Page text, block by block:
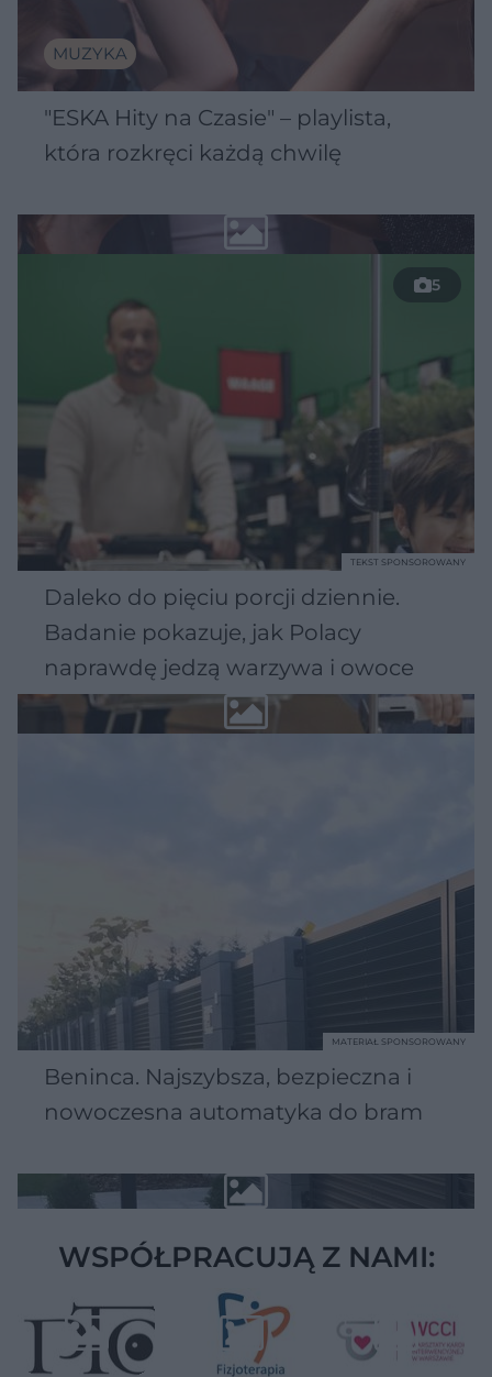
MUZYKA
"ESKA Hity na Czasie" – playlista,
która rozkręci każdą chwilę
5
Daleko do pięciu porcji dziennie.
Badanie pokazuje, jak Polacy
naprawdę jedzą warzywa i owoce
TEKST SPONSOROWANY
Beninca. Najszybsza, bezpieczna i
nowoczesna automatyka do bram
MATERIAŁ SPONSOROWANY
WSPÓŁPRACUJĄ Z NAMI: